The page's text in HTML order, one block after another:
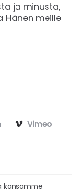
ja minusta,
meille
Vimeo
kansamme